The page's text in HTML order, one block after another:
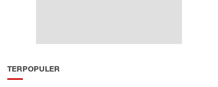
TERPOPULER